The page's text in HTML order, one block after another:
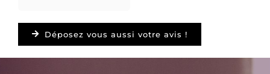
Déposez vous aussi votre avis !